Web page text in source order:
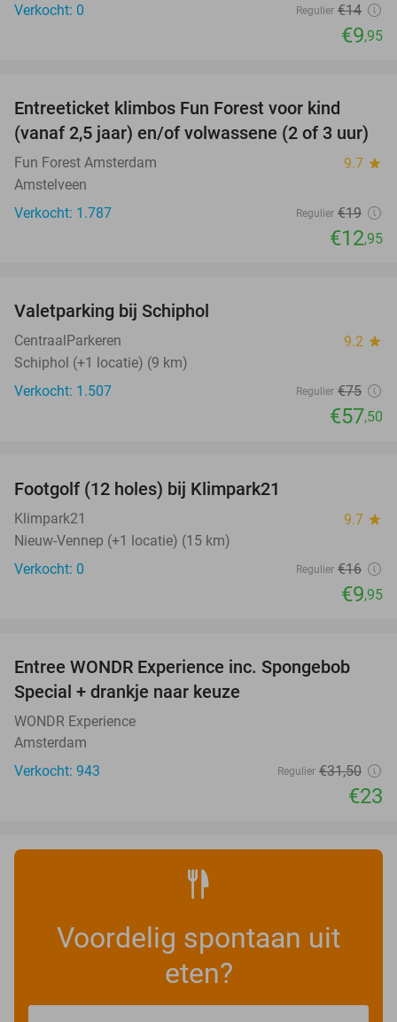
Verkocht: 0
Regulier €14
€9,95
Entreeticket klimbos Fun Forest voor kind
(vanaf 2,5 jaar) en/of volwassene (2 of 3 uur)
Fun Forest Amsterdam 9.7 star
Amstelveen
Verkocht: 1.787
Regulier €19
€12,95
Valetparking bij Schiphol
CentraalParkeren 9.2 star
Schiphol (+1 locatie) (9 km)
Verkocht: 1.507
Regulier €75
€57,50
NEW
TODAY
Footgolf (12 holes) bij Klimpark21
Klimpark21 9.7 star
Nieuw-Vennep (+1 locatie) (15 km)
Verkocht: 0
Regulier €16
€9,95
27%
Entree WONDR Experience inc. Spongebob
Special + drankje naar keuze
WONDR Experience
Amsterdam
Verkocht: 943
Regulier €31,50
€23
Voordelig spontaan uit
eten?